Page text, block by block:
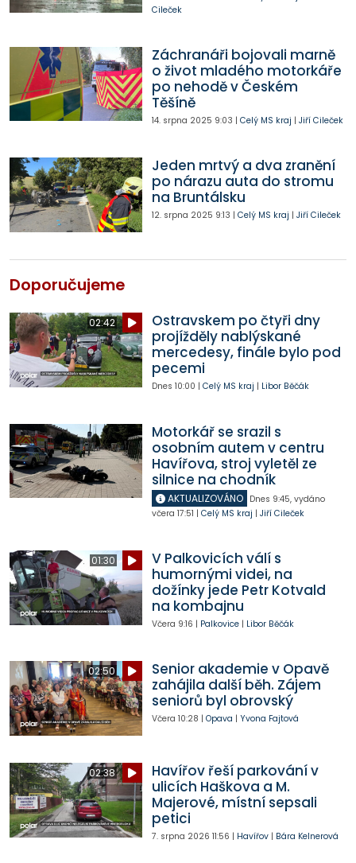
Cileček
Záchranáři bojovali marně
o život mladého motorkáře
po nehodě v Českém
Těšíně
14. srpna 2025 9:03 | Celý MS kraj | Jiří Cileček
Jeden mrtvý a dva zranění
po nárazu auta do stromu
na Bruntálsku
12. srpna 2025 9:13 | Celý MS kraj | Jiří Cileček
Doporučujeme
02:42
Ostravskem po čtyři dny
projížděly nablýskané
mercedesy, finále bylo pod
pecemi
Dnes 10:00 | Celý MS kraj | Libor Běčák
Motorkář se srazil s
osobním autem v centru
Havířova, stroj vyletěl ze
silnice na chodník
AKTUALIZOVÁNO Dnes 9:45, vydáno
včera 17:51 | Celý MS kraj | Jiří Cileček
01:30
V Palkovicích válí s
humornými videi, na
dožínky jede Petr Kotvald
na kombajnu
Včera 9:16 | Palkovice| Libor Běčák
02:50
Senior akademie v Opavě
zahájila další běh. Zájem
seniorů byl obrovský
Včera 10:28 | Opava | Yvona Fajtová
02:38
Havířov řeší parkování v
ulicích Haškova a M.
Majerové, místní sepsali
petici
7. srpna 2026 11:56 | Havířov| Bára Kelnerová